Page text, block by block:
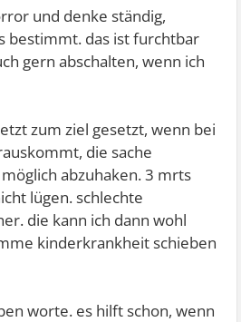
und denke ständig,
bestimmt. das ist furchtbar
gern abschalten, wenn ich
zum ziel gesetzt, wenn bei
die sache
abzuhaken. 3 mrts
lügen. schlechte
die kann ich dann wohl
kinderkrankheit schieben
worte. es hilft schon, wenn